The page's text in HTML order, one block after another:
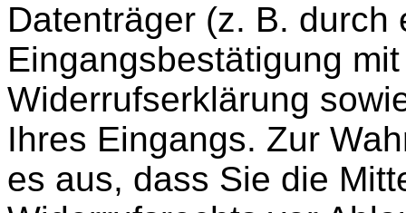
Datenträger (z. B.
Eingangsbestätigung
Widerrufserklärung
Ihres Eingangs. Zur
es aus, dass Sie die